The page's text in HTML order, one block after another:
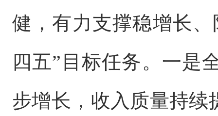
健，有力支撑稳增长
四五”目标任务。一是
步增长，收入质量持续